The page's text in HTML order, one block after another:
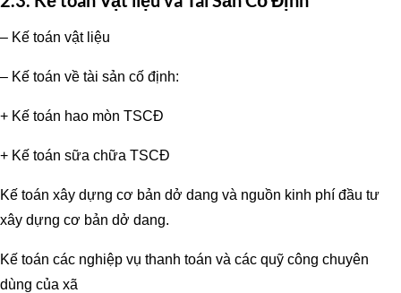
– Kế toán vật liệu
– Kế toán về tài sản cố định:
+ Kế toán hao mòn TSCĐ
+ Kế toán sữa chữa TSCĐ
Kế toán xây dựng cơ bản dở dang và nguồn kinh phí đầu tư
xây dựng cơ bản dở dang.
Kế toán các nghiệp vụ thanh toán và các quỹ công chuyên
dùng của xã